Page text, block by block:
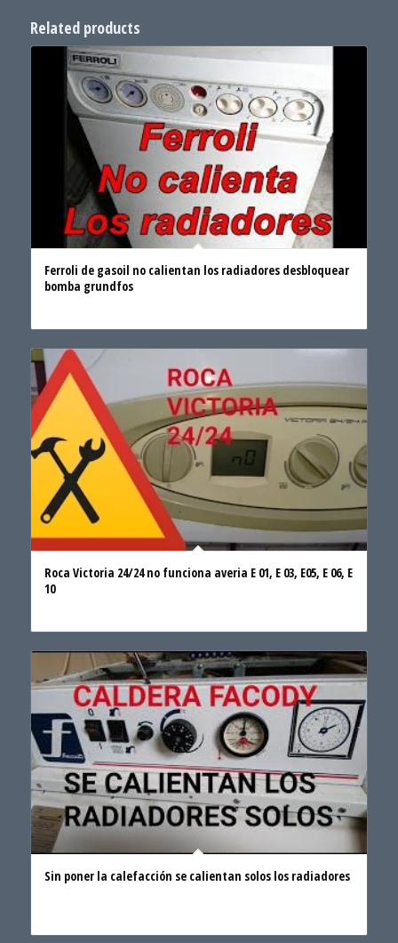
Related products
Ferroli de gasoil no calientan los radiadores desbloquear
bomba grundfos
Roca Victoria 24/24 no funciona averia E 01, E 03, E05, E 06, E
10
Sin poner la calefacción se calientan solos los radiadores